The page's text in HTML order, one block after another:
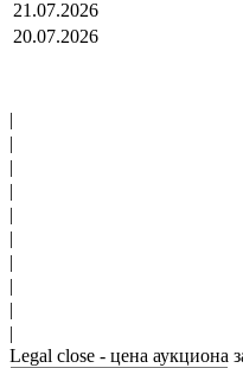
21.07.2026
20.07.2026
|
|
|
|
|
|
|
|
|
|
Legal close - цена аукциона